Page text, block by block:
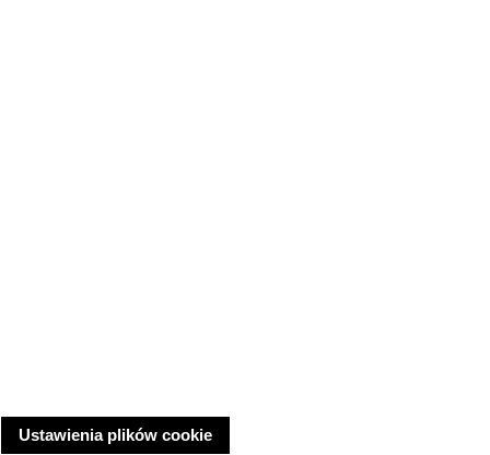
Ustawienia plików cookie